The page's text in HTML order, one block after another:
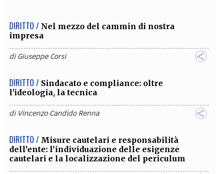
DIRITTO / Nel mezzo del cammin di nostra
impresa
diGiuseppe Corsi
DIRITTO / Sindacato e compliance: oltre
l'ideologia, la tecnica
di Vincenzo Candido Renna
DIRITTO / Misure cautelari e responsabilità
dell’ente: l’individuazione delle esigenze
cautelari e la localizzazione del periculum